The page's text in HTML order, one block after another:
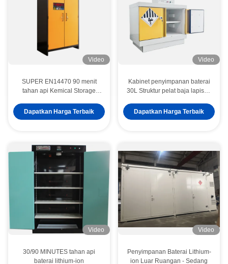
Video
SUPER EN14470 90 menit
tahan api Kemical Storage
Dapatkan Harga Terbaik
Video
Kabinet penyimpanan baterai
30L Struktur pelat baja lapisan
Dapatkan Harga Terbaik
Video
30/90 MINUTES tahan api
baterai lithium-ion
Video
Penyimpanan Baterai Lithium-
ion Luar Ruangan - Sedang